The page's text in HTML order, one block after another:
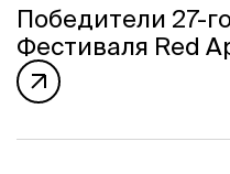
Program
FAQ
Partners
Contacts
Lecture series
Победители 27-
Фестиваля Red